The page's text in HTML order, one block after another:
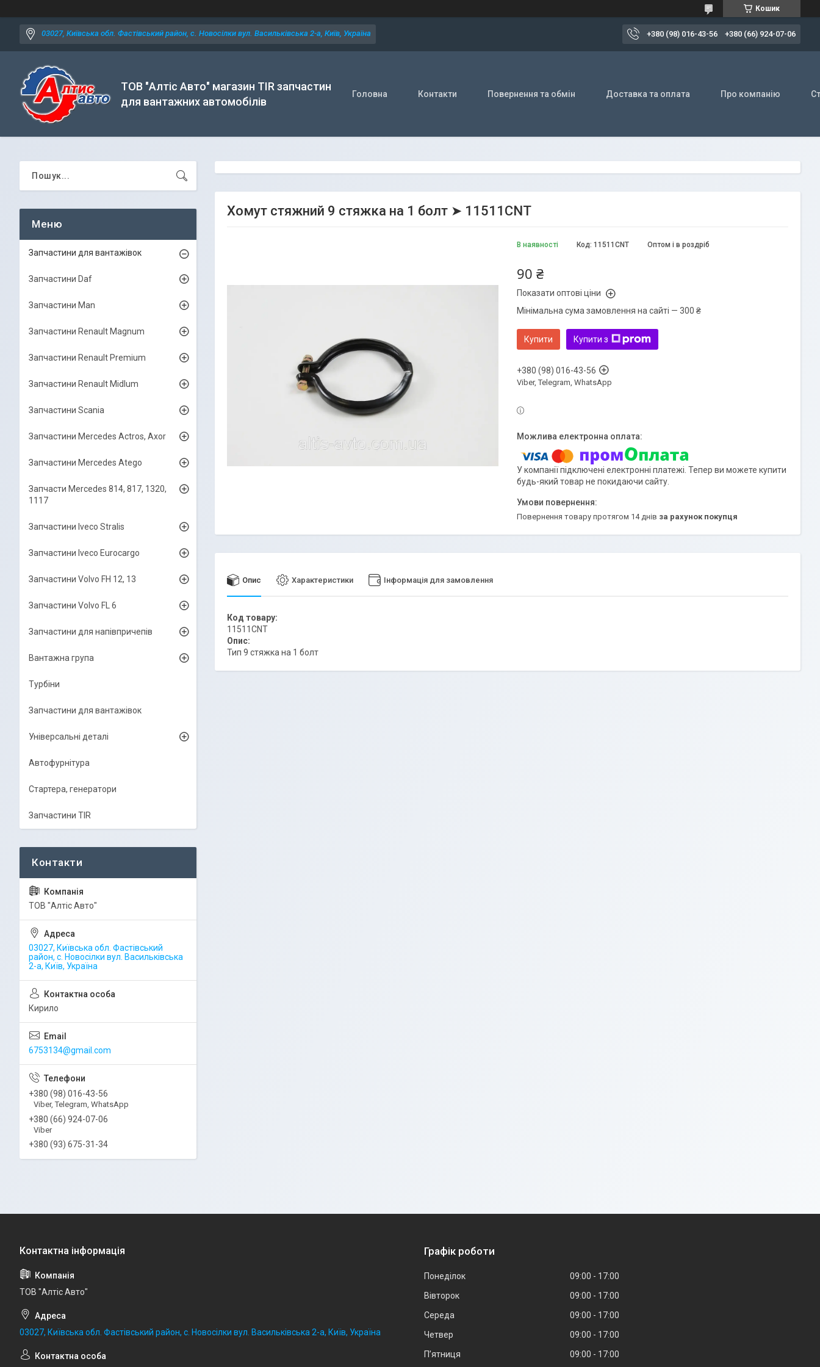
Кошик
03027, Київська обл. Фастівський район, с. Новосілки вул. Васильківська 2-а, Київ, Україна +380 (98) 016-43-56 +380 (66) 924-07-06
ТОВ "Алтіс Авто" магазин TIR запчастин
для вантажних автомобілів
Головна Контакти Повернення та обмін Доставка та оплата Про компанію
Хомут стяжний 9 стяжка на 1 болт ➤ 11511CNT
В наявності Оптом і в роздріб
Код: 11511CNT
90 ₴
Показати оптові ціни
Мінімальна сума замовлення на сайті — 300 ₴
Купити Купити з
+380 (98) 016-43-56
Viber, Telegram, WhatsApp
У компанії підключені електронні платежі. Тепер ви можете купити
будь-який товар не покидаючи сайту.
повернення товару протягом 14 днів за рахунок покупця
Опис Характеристики Інформація для замовлення
Код товару:
11511CNT
Опис:
Тип 9 стяжка на 1 болт
Запчастини для вантажівок
Запчастини Daf
Запчастини Man
Запчастини Renault Magnum
Запчастини Renault Premium
Запчастини Renault Midlum
Запчастини Scania
Запчастини Mercedes Actros, Axor
Запчастини Mercedes Atego
Запчасти Mercedes 814, 817, 1320,
1117
Запчастини Iveco Stralis
Запчастини Iveco Eurocargo
Запчастини Volvo FH 12, 13
Запчастини Volvo FL 6
Запчастини для напівпричепів
Вантажна група
Турбіни
Запчастини для вантажівок
Універсальні деталі
Автофурнітура
Стартера, генератори
Запчастини TIR
ТОВ "Алтіс Авто"
03027, Київська обл. Фастівський
район, с. Новосілки вул. Васильківська
2-а, Київ, Україна
Кирило
6753134@gmail.com
+380 (98) 016-43-56
Viber, Telegram, WhatsApp
+380 (66) 924-07-06
Viber
+380 (93) 675-31-34
ТОВ "Алтіс Авто"
03027, Київська обл. Фастівський район, с. Новосілки вул. Васильківська 2-а, Київ, Україна
Графік роботи
Понеділок 09:00
17:00
Вівторок
09:00
17:00
Середа
09:00
17:00
Четвер
09:00
17:00
Пʼятниця
09:00 17:00